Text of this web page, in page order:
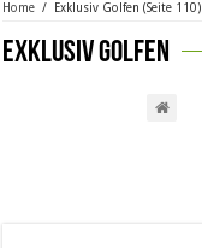
Home / Exklusiv Golfen (Seite 110)
Exklusiv Golfen